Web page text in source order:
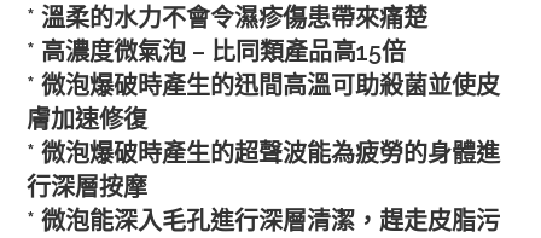
* 溫柔的水力不會令濕疹傷患帶來痛楚
* 高濃度微氣泡 – 比同類產品高15倍
* 微泡爆破時產生的迅間高溫可助殺菌並使皮
膚加速修復
* 微泡爆破時產生的超聲波能為疲勞的身體進
行深層按摩
* 微泡能深入毛孔進行深層清潔，趕走皮脂污